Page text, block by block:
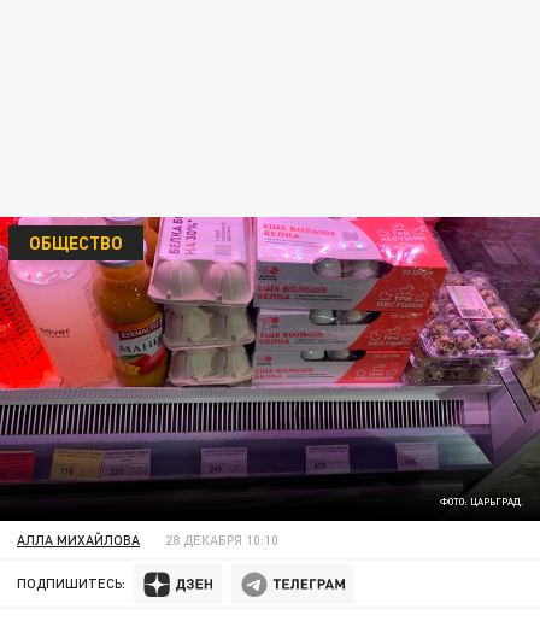
ФОТО: ЦАРЬГРАД.
ОБЩЕСТВО
АЛЛА МИХАЙЛОВА 28 ДЕКАБРЯ 10:10
ПОДПИШИТЕСЬ: